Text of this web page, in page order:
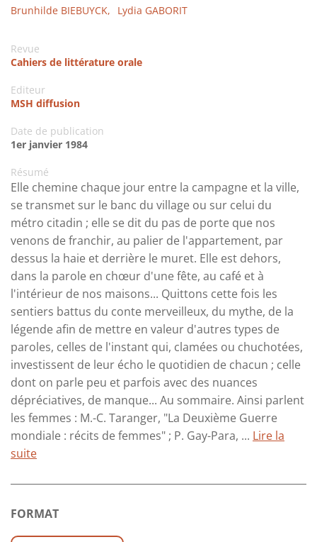
Brunhilde BIEBUYCK, Lydia GABORIT
Revue
Cahiers de littérature orale
Editeur
MSH diffusion
Date de publication
1er janvier 1984
Résumé
Elle chemine chaque jour entre la campagne et la ville,
se transmet sur le banc du village ou sur celui du
métro citadin ; elle se dit du pas de porte que nos
venons de franchir, au palier de l'appartement, par
dessus la haie et derrière le muret. Elle est dehors,
dans la parole en chœur d'une fête, au café et à
l'intérieur de nos maisons... Quittons cette fois les
sentiers battus du conte merveilleux, du mythe, de la
légende afin de mettre en valeur d'autres types de
paroles, celles de l'instant qui, clamées ou chuchotées,
investissent de leur écho le quotidien de chacun ; celle
dont on parle peu et parfois avec des nuances
dépréciatives, de manque... Au sommaire. Ainsi parlent
les femmes : M.-C. Taranger, "La Deuxième Guerre
mondiale : récits de femmes" ; P. Gay-Para, ... Lire la
suite
FORMAT